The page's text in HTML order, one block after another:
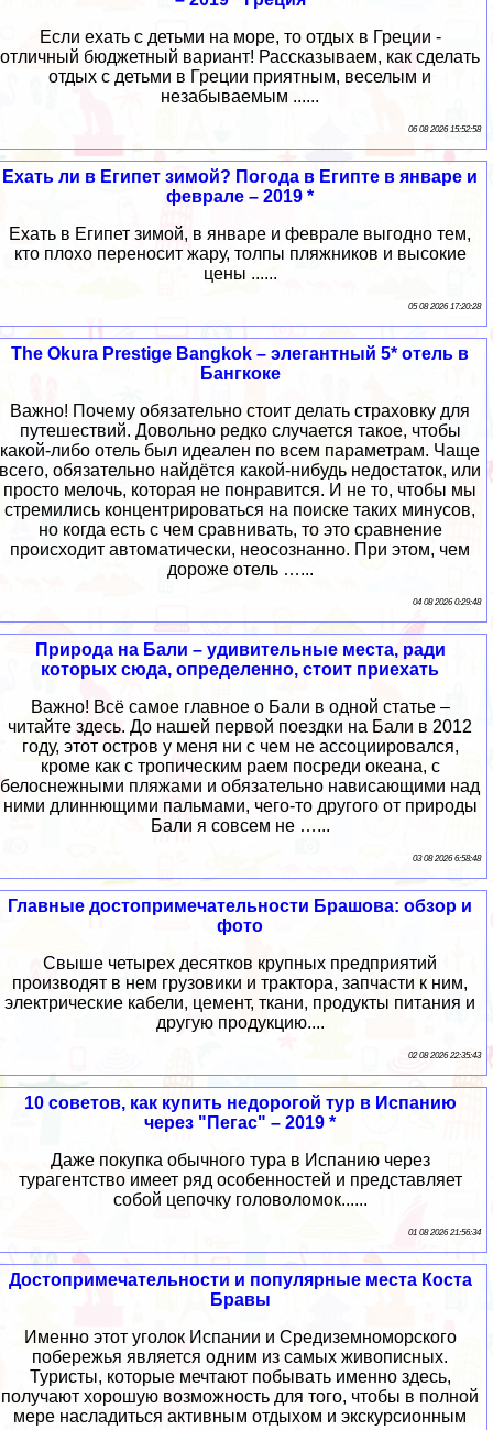
Если ехать с детьми на море, то отдых в Греции -
отличный бюджетный вариант! Рассказываем, как сделать
отдых с детьми в Греции приятным, веселым и
незабываемым ......
06 08 2026 15:52:58
Ехать ли в Египет зимой? Погода в Египте в январе и
феврале – 2019 *
Ехать в Египет зимой, в январе и феврале выгодно тем,
кто плохо переносит жару, толпы пляжников и высокие
цены ......
05 08 2026 17:20:28
The Okura Prestige Bangkok – элегантный 5* отель в
Бангкоке
Важно! Почему обязательно стоит делать страховку для
путешествий. Довольно редко случается такое, чтобы
какой-либо отель был идеален по всем параметрам. Чаще
всего, обязательно найдётся какой-нибудь недостаток, или
просто мелочь, которая не понравится. И не то, чтобы мы
стремились концентрироваться на поиске таких минусов,
но когда есть с чем сравнивать, то это сравнение
происходит автоматически, неосознанно. При этом, чем
дороже отель …...
04 08 2026 0:29:48
Природа на Бали – удивительные места, ради
которых сюда, определенно, стоит приехать
Важно! Всё самое главное о Бали в одной статье –
читайте здесь. До нашей первой поездки на Бали в 2012
году, этот остров у меня ни с чем не ассоциировался,
кроме как с тропическим раем посреди океана, с
белоснежными пляжами и обязательно нависающими над
ними длиннющими пальмами, чего-то другого от природы
Бали я совсем не …...
03 08 2026 6:58:48
Главные достопримечательности Брашова: обзор и
фото
Свыше четырех десятков крупных предприятий
производят в нем грузовики и трактора, запчасти к ним,
электрические кабели, цемент, ткани, продукты питания и
другую продукцию....
02 08 2026 22:35:43
10 советов, как купить недорогой тур в Испанию
через "Пегас" – 2019 *
Даже покупка обычного тура в Испанию через
турагентство имеет ряд особенностей и представляет
собой цепочку головоломок......
01 08 2026 21:56:34
Достопримечательности и популярные места Коста
Бравы
Именно этот уголок Испании и Средиземноморского
побережья является одним из самых живописных.
Туристы, которые мечтают побывать именно здесь,
получают хорошую возможность для того, чтобы в полной
мере насладиться активным отдыхом и экскурсионным